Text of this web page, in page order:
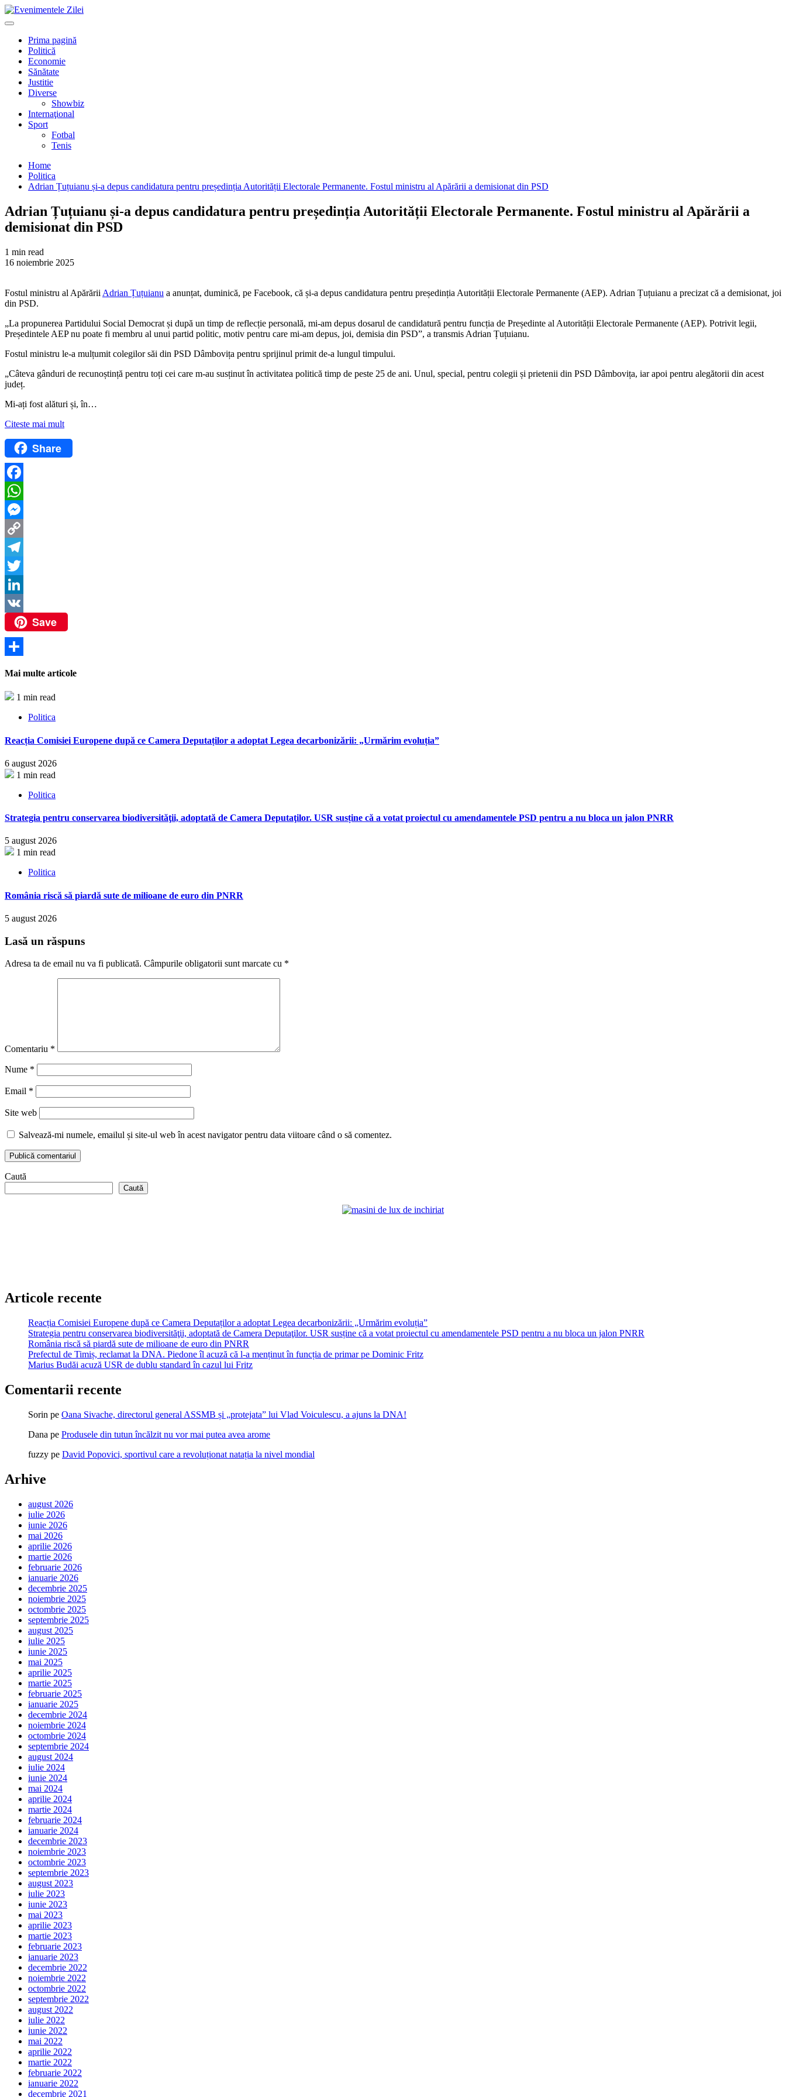
Mergi
la
Primary
Prima pagină
Politică
Economie
Sănătate
Justitie
Diverse
Showbiz
Internaţional
Sport
Fotbal
Tenis
Home
Politica
Adrian Țuțuianu și-a depus candidatura pentru președinția Autorității Electorale Permanente. Fostul ministru al Apărării a demisionat din PSD
Adrian Țuțuianu și-a depus candidatura pentru președinția Autorității Electorale Permanente. Fostul ministru al Apărării a
demisionat din PSD
1 min read
16 noiembrie 2025
Fostul ministru al Apărării Adrian Țuțuianu a anunțat, duminică, pe Facebook, că și-a depus candidatura pentru președinția Autorității Electorale Permanente (AEP). Adrian Țuțuianu a precizat că a demisionat, joi
din PSD.
„La propunerea Partidului Social Democrat și după un timp de reflecție personală, mi-am depus dosarul de candidatură pentru funcția de Președinte al Autorității Electorale Permanente (AEP). Potrivit legii,
Președintele AEP nu poate fi membru al unui partid politic, motiv pentru care mi-am depus, joi, demisia din PSD”, a transmis Adrian Țuțuianu.
Fostul ministru le-a mulțumit colegilor săi din PSD Dâmbovița pentru sprijinul primit de-a lungul timpului.
„Câteva gânduri de recunoștință pentru toți cei care m-au susținut în activitatea politică timp de peste 25 de ani. Unul, special, pentru colegii și prietenii din PSD Dâmbovița, iar apoi pentru alegătorii din acest
județ.
Mi-ați fost alături și, în…
Citeste mai mult
Share
Facebook
WhatsApp
Messenger
Copy
Link
Telegram
Twitter
LinkedIn
VK
Save
Mai multe articole
1 min read
Politica
Reacția Comisiei Europene după ce Camera Deputaților a adoptat Legea decarbonizării: „Urmărim evoluția”
6 august 2026
1 min read
Politica
Strategia pentru conservarea biodiversităţii, adoptată de Camera Deputaţilor. USR susține că a votat proiectul cu amendamentele PSD pentru a nu bloca un jalon PNRR
5 august 2026
1 min read
Politica
România riscă să piardă sute de milioane de euro din PNRR
5 august 2026
Lasă un răspuns
Adresa ta de email nu va fi publicată. Câmpurile obligatorii sunt marcate cu *
Comentariu *
Nume *
Email *
Site web
Salvează-mi numele, emailul și site-ul web în acest navigator pentru data viitoare când o să comentez.
Caută
Caută
Articole recente
Reacția Comisiei Europene după ce Camera Deputaților a adoptat Legea decarbonizării: „Urmărim evoluția”
Strategia pentru conservarea biodiversităţii, adoptată de Camera Deputaţilor. USR susține că a votat proiectul cu amendamentele PSD pentru a nu bloca un jalon PNRR
România riscă să piardă sute de milioane de euro din PNRR
Prefectul de Timiș, reclamat la DNA. Piedone îl acuză că l-a menținut în funcția de primar pe Dominic Fritz
Marius Budăi acuză USR de dublu standard în cazul lui Fritz
Comentarii recente
Sorin pe Oana Sivache, directorul general ASSMB și „protejata” lui Vlad Voiculescu, a ajuns la DNA!
Dana pe Produsele din tutun încălzit nu vor mai putea avea arome
fuzzy pe David Popovici, sportivul care a revoluționat natația la nivel mondial
Arhive
august 2026
iulie 2026
iunie 2026
mai 2026
aprilie 2026
martie 2026
februarie 2026
ianuarie 2026
decembrie 2025
noiembrie 2025
octombrie 2025
septembrie 2025
august 2025
iulie 2025
iunie 2025
mai 2025
aprilie 2025
martie 2025
februarie 2025
ianuarie 2025
decembrie 2024
noiembrie 2024
octombrie 2024
septembrie 2024
august 2024
iulie 2024
iunie 2024
mai 2024
aprilie 2024
martie 2024
februarie 2024
ianuarie 2024
decembrie 2023
noiembrie 2023
octombrie 2023
septembrie 2023
august 2023
iulie 2023
iunie 2023
mai 2023
aprilie 2023
martie 2023
februarie 2023
ianuarie 2023
decembrie 2022
noiembrie 2022
octombrie 2022
septembrie 2022
august 2022
iulie 2022
iunie 2022
mai 2022
aprilie 2022
martie 2022
februarie 2022
ianuarie 2022
decembrie 2021